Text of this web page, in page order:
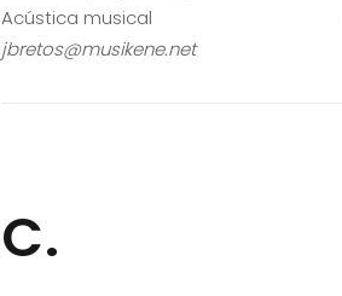
Acústica musical
jbretos@musikene.net
C.